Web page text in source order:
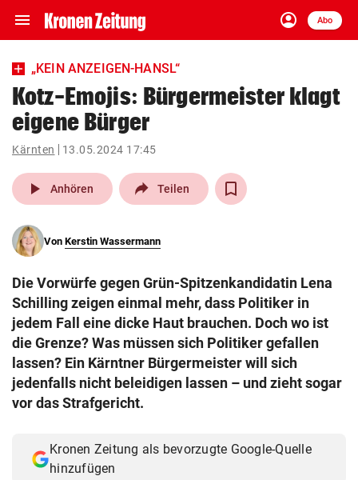
menu Navigation
ein-/ausklappen
account_circle
Anmelden
Abo
close Schließen
account_circle Anmelden
pin_drop
Wien arrow_right
search
eingeben
© Krone Multimedia GmbH & Co KG 2026
Muthgasse 2, 1190 Wien
„KEIN ANZEIGEN-HANSL“
Kotz-Emojis: Bürgermeister klagt
eigene Bürger
Kärnten 13.05.2024 17:45
play_arrow Anhören Teilen
Von Kerstin Wassermann
Die Vorwürfe gegen Grün-Spitzenkandidatin Lena
Schilling zeigen einmal mehr, dass Politiker in
jedem Fall eine dicke Haut brauchen. Doch wo ist
die Grenze? Was müssen sich Politiker gefallen
lassen? Ein Kärntner Bürgermeister will sich
jedenfalls nicht beleidigen lassen – und zieht sogar
vor das Strafgericht.
Kronen Zeitung als bevorzugte Google-Quelle
hinzufügen